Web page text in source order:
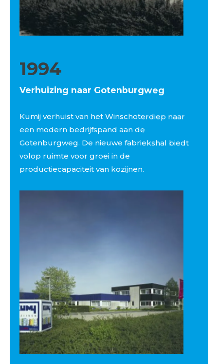
1994
Verhuizing naar Gotenburgweg
Kumij verhuist van het Winschoterdiep naar
een modern bedrijfspand aan de
Gotenburgweg. De nieuwe fabriekshal biedt
volop ruimte voor groei in de
productiecapaciteit van kozijnen.